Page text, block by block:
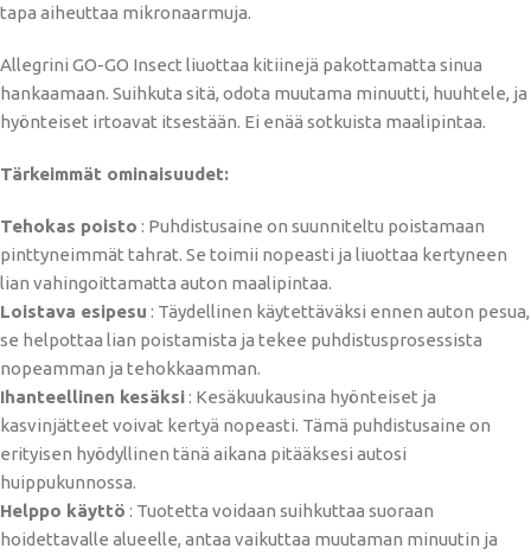
tapa aiheuttaa mikronaarmuja.
Allegrini GO-GO Insect liuottaa kitiinejä pakottamatta sinua
hankaamaan. Suihkuta sitä, odota muutama minuutti, huuhtele, ja
hyönteiset irtoavat itsestään. Ei enää sotkuista maalipintaa.
Tärkeimmät ominaisuudet:
Tehokas poisto : Puhdistusaine on suunniteltu poistamaan
pinttyneimmät tahrat. Se toimii nopeasti ja liuottaa kertyneen
lian vahingoittamatta auton maalipintaa.
Loistava esipesu : Täydellinen käytettäväksi ennen auton pesua,
se helpottaa lian poistamista ja tekee puhdistusprosessista
nopeamman ja tehokkaamman.
Ihanteellinen kesäksi : Kesäkuukausina hyönteiset ja
kasvinjätteet voivat kertyä nopeasti. Tämä puhdistusaine on
erityisen hyödyllinen tänä aikana pitääksesi autosi
huippukunnossa.
Helppo käyttö : Tuotetta voidaan suihkuttaa suoraan
hoidettavalle alueelle, antaa vaikuttaa muutaman minuutin ja